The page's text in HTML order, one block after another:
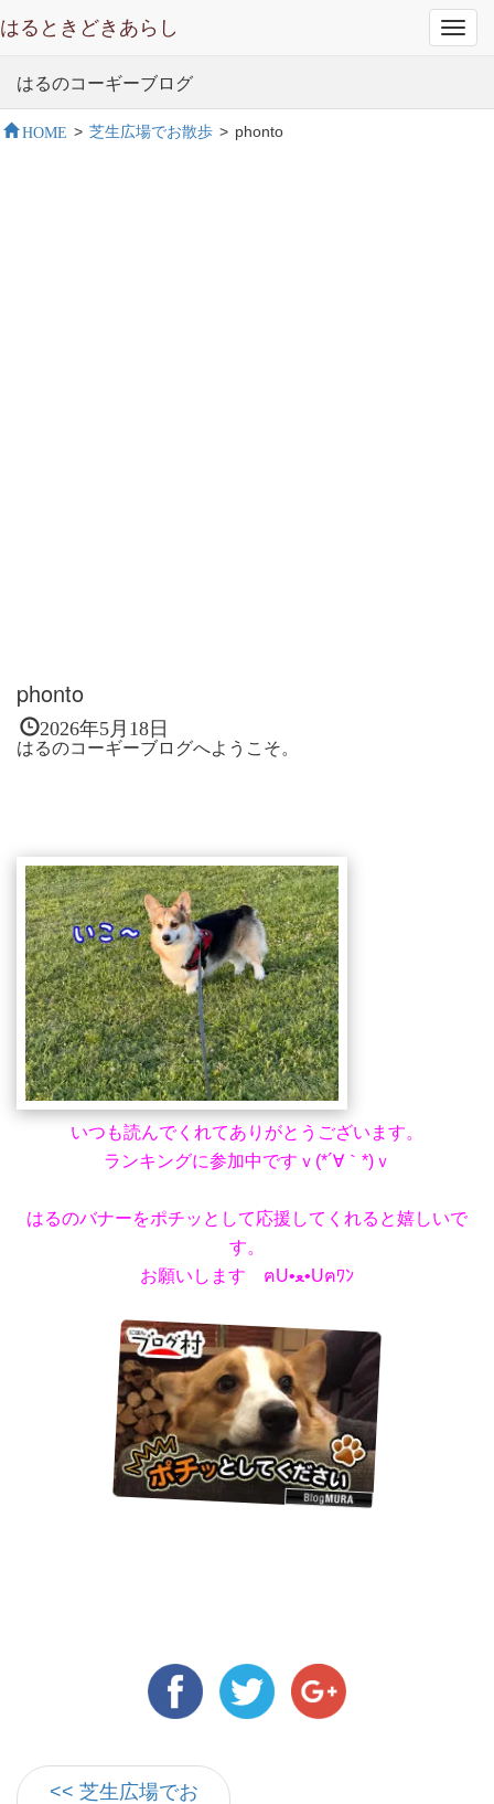
はるときどきあらし
はるのコーギーブログ
HOME > 芝生広場でお散歩 > phonto
phonto
2026年5月18日
はるのコーギーブログへようこそ。
いつも読んでくれてありがとうございます。
ランキングに参加中ですｖ(*´∀｀*)ｖ
はるのバナーをポチッとして応援してくれると嬉しいで
す。
お願いします ฅU•ﻌ•Uฅﾜﾝ
<< 芝生広場でお